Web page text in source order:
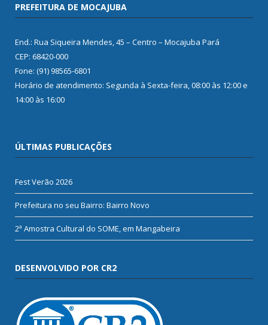
PREFEITURA DE MOCAJUBA
End.: Rua Siqueira Mendes, 45 – Centro – Mocajuba Pará
CEP: 68420-000
Fone: (91) 98565-6801
Horário de atendimento: Segunda à Sexta-feira, 08:00 às 12:00 e
14:00 às 16:00
ÚLTIMAS PUBLICAÇÕES
Fest Verão 2026
Prefeitura no seu Bairro: Bairro Novo
2ª Amostra Cultural do SOME, em Mangabeira
DESENVOLVIDO POR CR2